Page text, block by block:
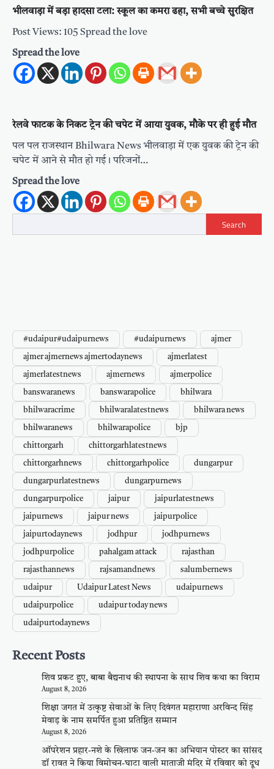
भीलवाड़ा में बड़ा हादसा टला: स्कूल का कमरा ढहा, सभी बच्चे सुरक्षित
Post Views: 105 Spread the love
Spread the love
रेलवे फाटक के निकट ट्रेन की चपेट में आया युवक, मौके पर ही हुई मौत
पल पल राजस्थान Bhilwara News भीलवाड़ा में एक युवक की ट्रेन की
चपेट में आने से मौत हो गई। परिजनों…
Spread the love
Search
#udaipur#udaipurnews #udaipurnews ajmer
ajmer ajmernews ajmertodaynews ajmerlatest
ajmerlatestnews ajmernews ajmerpolice
banswaranews banswarapolice bhilwara
bhilwaracrime bhilwaralatestnews bhilwara news
bhilwaranews bhilwarapolice bjp
chittorgarh chittorgarhlatestnews
chittorgarhnews chittorgarhpolice dungarpur
dungarpurlatestnews dungarpurnews
dungarpurpolice jaipur jaipurlatestnews
jaipurnews jaipur news jaipurpolice
jaipurtodaynews jodhpur jodhpurnews
jodhpurpolice pahalgam attack rajasthan
rajasthannews rajsamandnews salumbernews
udaipur Udaipur Latest News udaipurnews
udaipurpolice udaipur today news
udaipurtodaynews
Recent Posts
शिव प्रकट हुए, बाबा बैद्यनाथ की स्थापना के साथ शिव कथा का विराम
August 8, 2026
शिक्षा जगत में उत्कृष्ट सेवाओं के लिए दिवंगत महाराणा अरविन्द सिंह
मेवाड़ के नाम समर्पित हुआ प्रतिष्ठित सम्मान
August 8, 2026
ऑपरेशन प्रहार-नशे के खिलाफ जन-जन का अभियान पोस्टर का सांसद
डॉ रावत ने किया विमोचन-घाटा वाली माताजी मंदिर में रविवार को दूध